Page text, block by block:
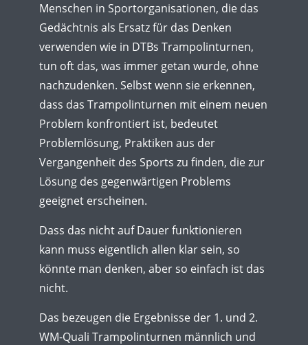
Menschen in Sportorganisationen, die das
Gedächtnis als Ersatz für das Denken
verwenden wie in DTBs Trampolinturnen,
tun oft das, was immer getan wurde, ohne
nachzudenken. Selbst wenn sie erkennen,
dass das Trampolinturnen mit einem neuen
Problem konfrontiert ist, bedeutet
Problemlösung, Praktiken aus der
Vergangenheit des Sports zu finden, die zur
Lösung des gegenwärtigen Problems
geeignet erscheinen.
Dass das nicht auf Dauer funktionieren
kann muss eigentlich allen klar sein, so
könnte man denken, aber so einfach ist das
nicht.
Das bezeugen die Ergebnisse der 1. und 2.
WM-Quali Trampolinturnen männlich und